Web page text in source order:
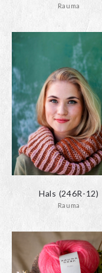
Rauma
Hals (246R-12)
Rauma